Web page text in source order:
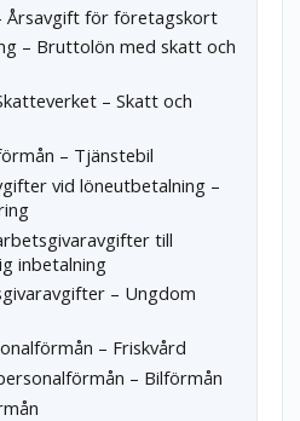
Årsavgift för företagskort
– Bruttolön med skatt och
– Skatt och
– Tjänstebil
vid löneutbetalning –
till
inbetalning
– Ungdom
– Friskvård
– Bilförmån